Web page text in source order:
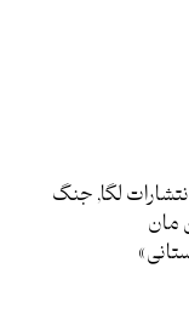
لگا,جنگ
مان